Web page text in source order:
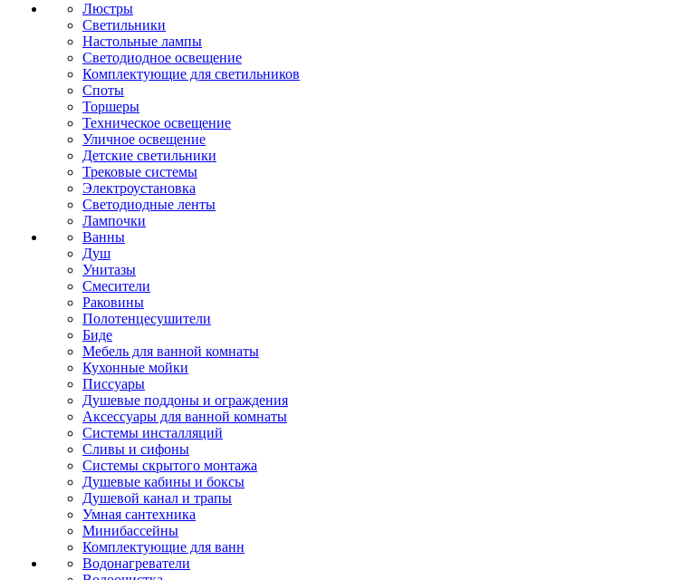
Люстры
Светильники
Настольные лампы
Светодиодное освещение
Комплектующие для светильников
Споты
Торшеры
Техническое освещение
Уличное освещение
Детские светильники
Трековые системы
Электроустановка
Светодиодные ленты
Лампочки
Ванны
Душ
Унитазы
Смесители
Раковины
Полотенцесушители
Биде
Мебель для ванной комнаты
Кухонные мойки
Писсуары
Душевые поддоны и ограждения
Аксессуары для ванной комнаты
Системы инсталляций
Сливы и сифоны
Системы скрытого монтажа
Душевые кабины и боксы
Душевой канал и трапы
Умная сантехника
Минибассейны
Комплектующие для ванн
Водонагреватели